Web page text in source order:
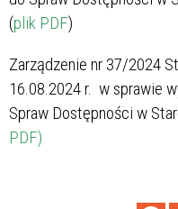
(plik PDF)
Zarządzenie nr 37/2024
16.08.2024 r. w sprawie
Spraw Dostępności w
PDF)